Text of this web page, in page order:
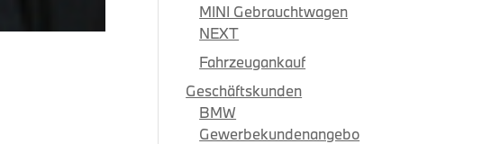
MINI Gebrauchtwagen
NEXT
Fahrzeugankauf
Geschäftskunden
BMW
Gewerbekundenangebo